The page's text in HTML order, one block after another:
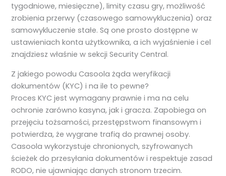
tygodniowe, miesięczne), limity czasu gry, możliwość
zrobienia przerwy (czasowego samowykluczenia) oraz
samowykluczenie stałe. Są one prosto dostępne w
ustawieniach konta użytkownika, a ich wyjaśnienie i cel
znajdziesz właśnie w sekcji Security Central.
Z jakiego powodu Casoola żąda weryfikacji
dokumentów (KYC) i na ile to pewne?
Proces KYC jest wymagany prawnie i ma na celu
ochronie zarówno kasyna, jak i gracza. Zapobiega on
przejęciu tożsamości, przestępstwom finansowym i
potwierdza, że wygrane trafią do prawnej osoby.
Casoola wykorzystuje chronionych, szyfrowanych
ścieżek do przesyłania dokumentów i respektuje zasad
RODO, nie ujawniając danych stronom trzecim.